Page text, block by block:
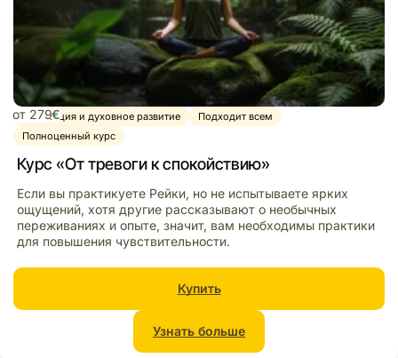
Медитация и духовное развитие
Подходит всем
Полноценный курс
Курс «От тревоги к спокойствию»
Если вы практикуете Рейки, но не испытываете ярких
ощущений, хотя другие рассказывают о необычных
переживаниях и опыте, значит, вам необходимы практики
для повышения чувствительности.
Купить
Узнать больше
от 279€